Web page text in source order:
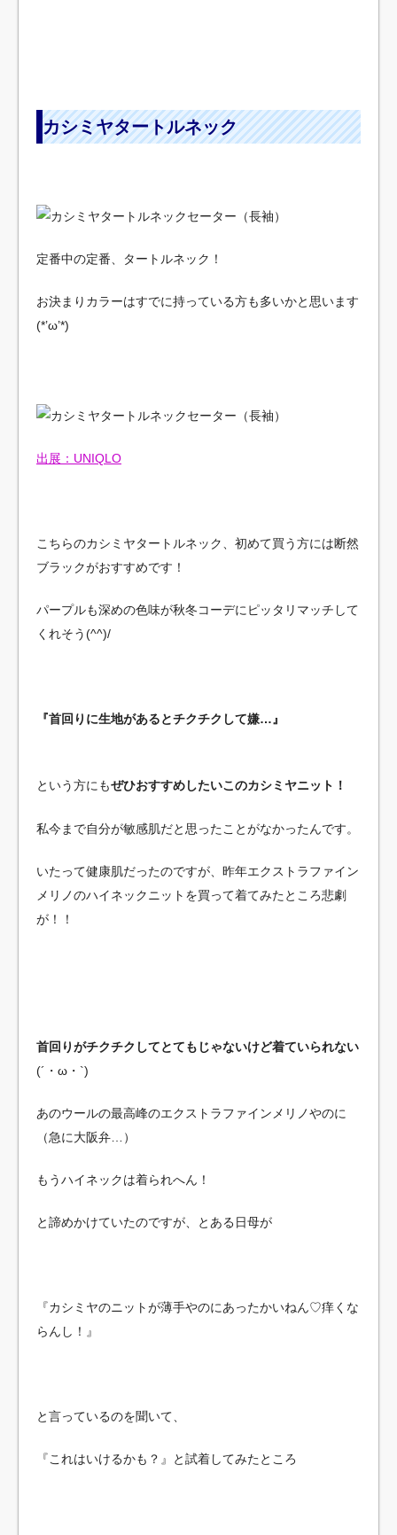
カシミヤタートルネック
定番中の定番、タートルネック！
お決まりカラーはすでに持っている方も多いかと思います
(*’ω’*)
出展：UNIQLO
こちらのカシミヤタートルネック、初めて買う方には断然
ブラックがおすすめです！
パープルも深めの色味が秋冬コーデにピッタリマッチして
くれそう(^^)/
『首回りに生地があるとチクチクして嫌…』
という方にもぜひおすすめしたいこのカシミヤニット！
私今まで自分が敏感肌だと思ったことがなかったんです。
いたって健康肌だったのですが、昨年エクストラファイン
メリノのハイネックニットを買って着てみたところ悲劇
が！！
首回りがチクチクしてとてもじゃないけど着ていられない
(´・ω・`)
あのウールの最高峰のエクストラファインメリノやのに
（急に大阪弁…）
もうハイネックは着られへん！
と諦めかけていたのですが、とある日母が
『カシミヤのニットが薄手やのにあったかいねん♡痒くな
らんし！』
と言っているのを聞いて、
『これはいけるかも？』と試着してみたところ